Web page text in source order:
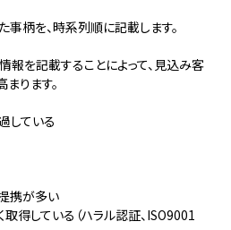
事柄を、時系列順に記載します。
報を記載することによって、見込み客
ります。
している
携が多い
得している（ハラル認証、ISO9001